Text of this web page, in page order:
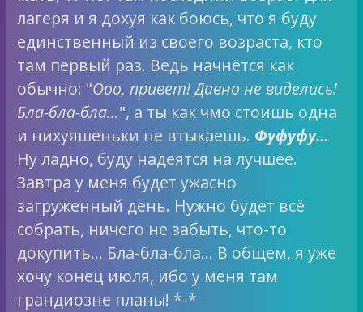
лагеря и я дохуя как боюсь, что я буду
единственный из своего возраста, кто
там первый раз. Ведь начнётся как
обычно: "Ооо, привет! Давно не виделись!
Бла-бла-бла…", а ты как чмо стоишь одна
и нихуяшеньки не втыкаешь. Фуфуфу…
Ну ладно, буду надеятся на лучшее.
Завтра у меня будет ужасно
загруженный день. Нужно будет всё
собрать, ничего не забыть, что-то
докупить… Бла-бла-бла… В общем, я уже
хочу конец июля, ибо у меня там
грандиозне планы! *-*